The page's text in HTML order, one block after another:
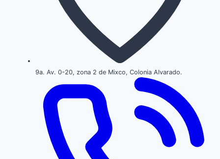
9a. Av. 0-20, zona 2 de Mixco, Colonia Alvarado.